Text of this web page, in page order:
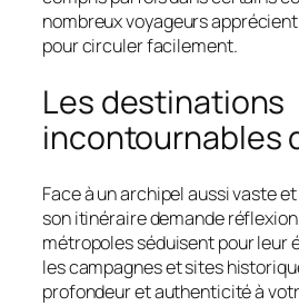
nombreux voyageurs
pour circuler facilement.
Les destinations
incontournables
Face à un archipel aussi vaste
son itinéraire demande
métropoles séduisent pour leur
les campagnes et sites
profondeur et authenticité à